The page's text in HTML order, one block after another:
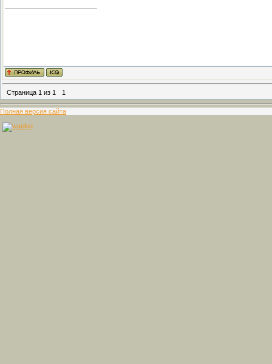
Страница 1 из 1 1
Полная версия сайта